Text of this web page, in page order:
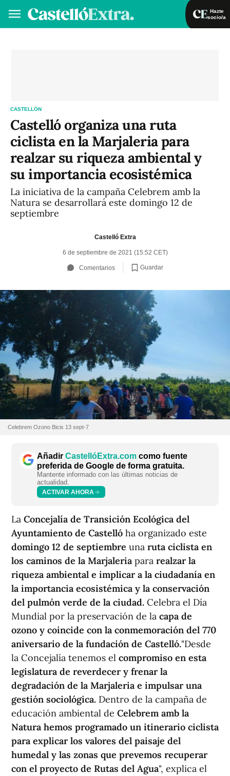
Hazte
socio/a
CASTELLÓN
Castelló organiza una ruta
ciclista en la Marjaleria para
realzar su riqueza ambiental y
su importancia ecosistémica
La iniciativa de la campaña Celebrem amb la
Natura se desarrollará este domingo 12 de
septiembre
Castelló Extra
6 de septiembre de 2021 (15:52 CET)
Comentarios Guardar
Celebrem Ozono Bicis 13 sept-7
Añadir CastellóExtra.com como fuente
preferida de Google de forma gratuita.
Mantente informado con las últimas noticias de
actualidad.
ACTIVAR AHORA
La Concejalía de Transición Ecológica del
Ayuntamiento de Castelló ha organizado este
domingo 12 de septiembre una ruta ciclista en
los caminos de la Marjaleria para realzar la
riqueza ambiental e implicar a la ciudadanía en
la importancia ecosistémica y la conservación
del pulmón verde de la ciudad. Celebra el Día
Mundial por la preservación de la capa de
ozono y coincide con la conmemoración del 770
aniversario de la fundación de Castelló."Desde
la Concejalía tenemos el compromiso en esta
legislatura de reverdecer y frenar la
degradación de la Marjaleria e impulsar una
gestión sociológica. Dentro de la campaña de
educación ambiental de Celebrem amb la
Natura hemos programado un itinerario ciclista
para explicar los valores del paisaje del
humedal y las zonas que prevemos recuperar
con el proyecto de Rutas del Agua", explica el